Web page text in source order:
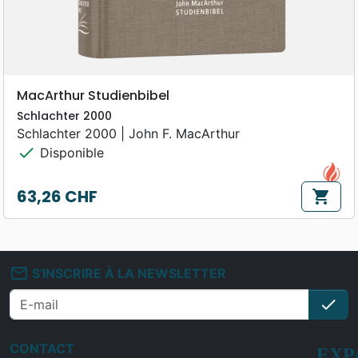
MacArthur Studienbibel
Schlachter 2000
Schlachter 2000 | John F. MacArthur
check Disponible
Prix
63,26 CHF shopping_cart
mail_outline S'INSCRIRE À LA NEWSLETTER
check
CONTACT